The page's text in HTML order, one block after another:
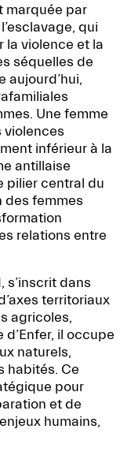
marquée par
qui
la violence et la
séquelles de
aujourd’hui,
Une femme
violences
inférieur à la
antillaise
pilier central du
des femmes
relations entre
s’inscrit dans
territoriaux
agricoles,
il occupe
naturels,
habités. Ce
pour
et de
humains,